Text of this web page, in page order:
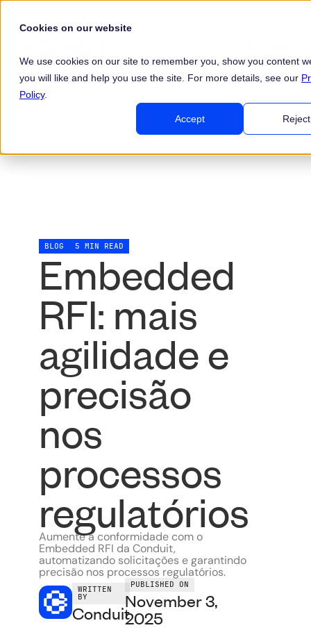
Cookies on our website
We use cookies on our site to remember you, show you content
you will like and help you use the site. For more details, see our
Policy.
Accept Reject
BLOG 5 MIN READ
Embedded
RFI: mais
agilidade e
precisão
nos
processos
regulatórios
Aumente a conformidade com o
Embedded RFI da Conduit,
automatizando solicitações e garantindo
precisão nos processos regulatórios.
WRITTEN
BY
Conduit
PUBLISHED ON
November 3,
2025